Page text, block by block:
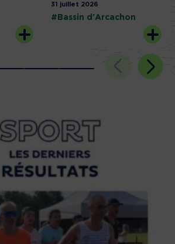
31 juillet 2026
#Bassin d'Arcachon